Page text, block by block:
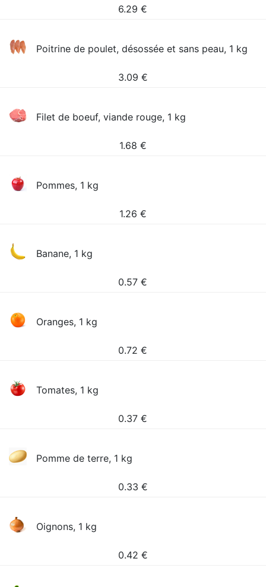
6.29 €
Poitrine de poulet, désossée et sans peau, 1 kg
3.09 €
Filet de boeuf, viande rouge, 1 kg
1.68 €
Pommes, 1 kg
1.26 €
Banane, 1 kg
0.57 €
Oranges, 1 kg
0.72 €
Tomates, 1 kg
0.37 €
Pomme de terre, 1 kg
0.33 €
Oignons, 1 kg
0.42 €